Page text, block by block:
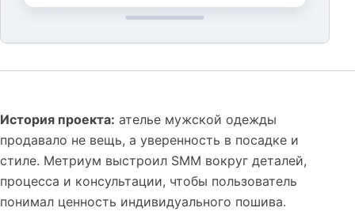
История проекта: ателье мужской одежды
продавало не вещь, а уверенность в посадке и
стиле. Метриум выстроил SMM вокруг деталей,
процесса и консультации, чтобы пользователь
понимал ценность индивидуального пошива.